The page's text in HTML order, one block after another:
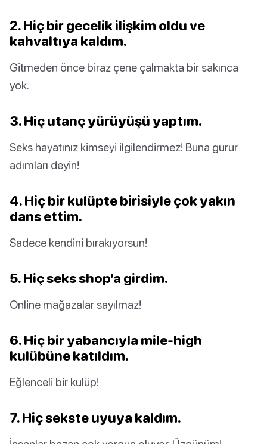
2. Hiç bir gecelik ilişkim oldu ve
kahvaltıya kaldım.
Gitmeden önce biraz çene çalmakta bir sakınca
yok.
3. Hiç utanç yürüyüşü yaptım.
Seks hayatınız kimseyi ilgilendirmez! Buna gurur
adımları deyin!
4. Hiç bir kulüpte birisiyle çok yakın
dans ettim.
Sadece kendini bırakıyorsun!
5. Hiç seks shop’a girdim.
Online mağazalar sayılmaz!
6. Hiç bir yabancıyla mile-high
kulübüne katıldım.
Eğlenceli bir kulüp!
7. Hiç sekste uyuya kaldım.